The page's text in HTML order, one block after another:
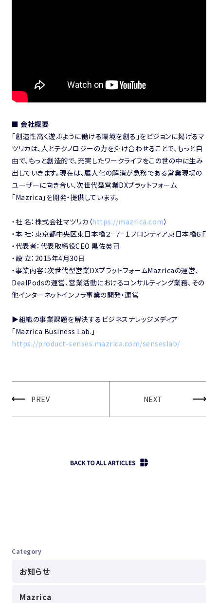
■ 会社概要
「創造性高く遊ぶように働ける環境を創る」をビジョンに掲げるマ
ツリカは、人とテクノロジーの力を掛け合わせることで、もっと自
由で、もっと創造的で、充実したワークライフをこの世の中に生み
出していきます。現在は、属人化の解消が急務である営業現場の
ユーザーに向き合い、次世代型営業DXプラットフォーム
「Mazrica」を開発・提供しています。
・社 名：株式会社マツリカ（https://mazrica.com）
・本 社：東京都中央区東日本橋２−７−１フロンティア東日本橋６F
・代表者：代表取締役CEO 黒佐英司
・設 立：2015年4月30日
・事業内容：次世代型営業DXプラットフォームMazricaの運営、
DealPodsの運営、営業活動におけるコンサルティング業務、その
他インターネットインフラ事業の開発・運営
▶︎組織の事業課題を解決するビジネスナレッジメディア
「Mazrica Business Lab.」
https://product-senses.mazrica.com/senseslab/
PREV NEXT
Category
お知らせ
Mazrica